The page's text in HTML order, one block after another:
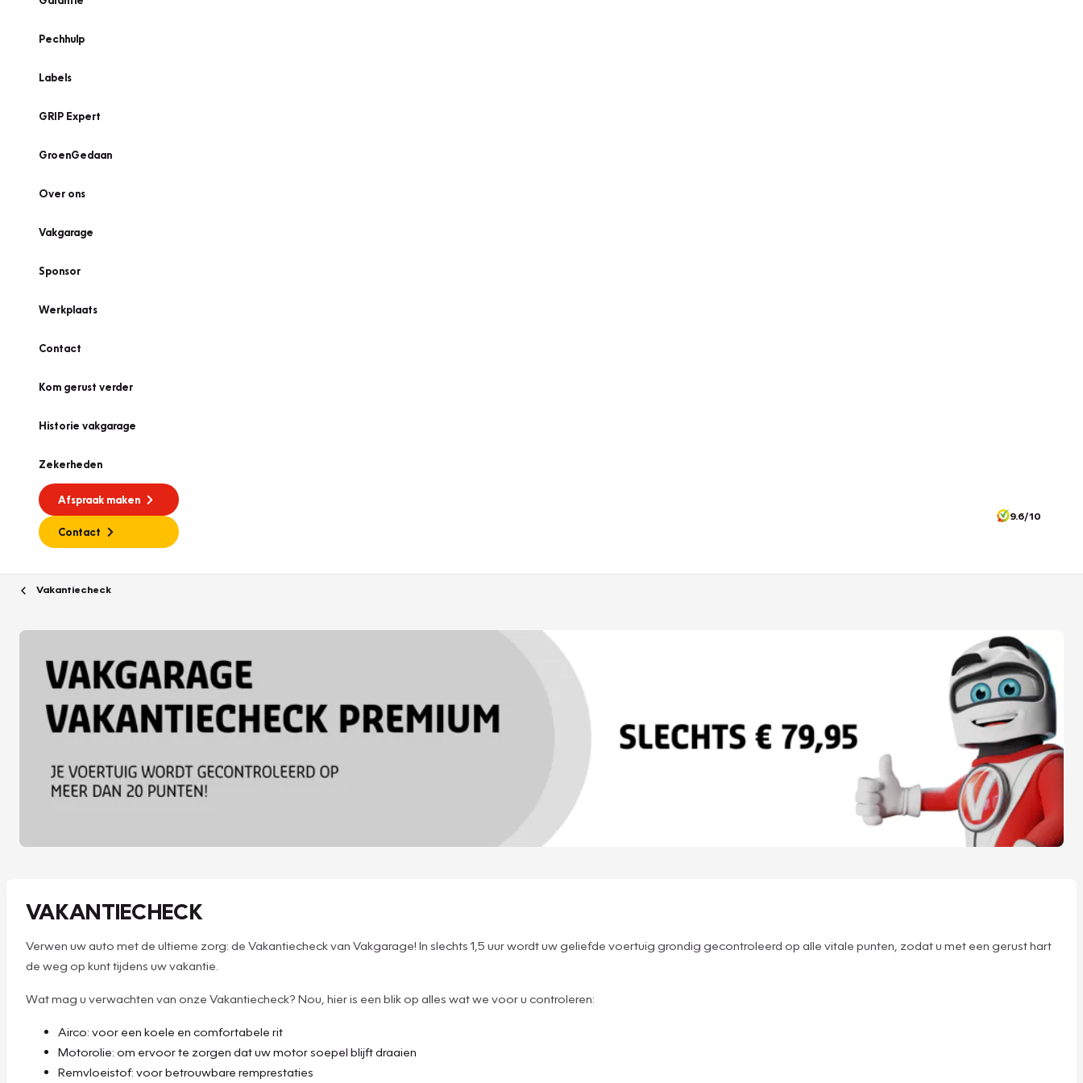
Pechhulp
Labels
GRIP Expert
GroenGedaan
Over ons
Vakgarage
Sponsor
Werkplaats
Contact
Kom gerust verder
Historie vakgarage
Zekerheden
Afspraak maken
Contact
9.6/10
Vakantiecheck
VAKANTIECHECK
Verwen uw auto met de ultieme zorg: de Vakantiecheck van Vakgarage! In slechts 1,5 uur wordt uw geliefde voertuig grondig gecontroleerd op alle vitale punten, zodat u met een gerust hart
de weg op kunt tijdens uw vakantie.
Wat mag u verwachten van onze Vakantiecheck? Nou, hier is een blik op alles wat we voor u controleren:
Airco: voor een koele en comfortabele rit
Motorolie: om ervoor te zorgen dat uw motor soepel blijft draaien
Remvloeistof: voor betrouwbare remprestaties